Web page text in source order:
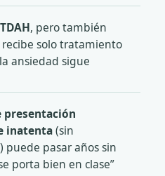
, pero también
solo tratamiento
ansiedad sigue
presentación
inatenta(sin
pasar años sin
porta bien en clase”